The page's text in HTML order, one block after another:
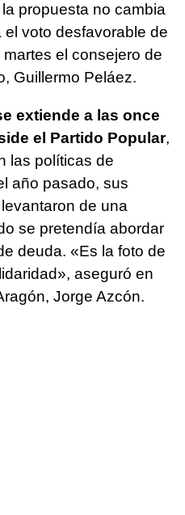
propuesta no cambia
voto desfavorable de
el consejero de
Guillermo Peláez.
extiende a las once
el Partido Popular,
las políticas de
año pasado, sus
de una
se pretendía abordar
deuda. «Es la foto de
aseguró en
Jorge Azcón.